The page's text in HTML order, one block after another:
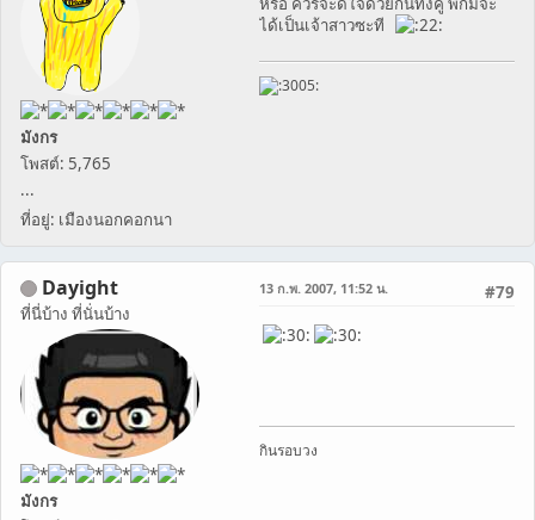
มังกร
โพสต์: 5,765
...
ที่อยู่: เมืองนอกคอกนา
ได้เป็นเจ้าสาวซะที
Dayight
ที่นี่บ้าง ที่นั่นบ้าง
มังกร
#79
13 ก.พ. 2007, 11:52 น.
กินรอบวง